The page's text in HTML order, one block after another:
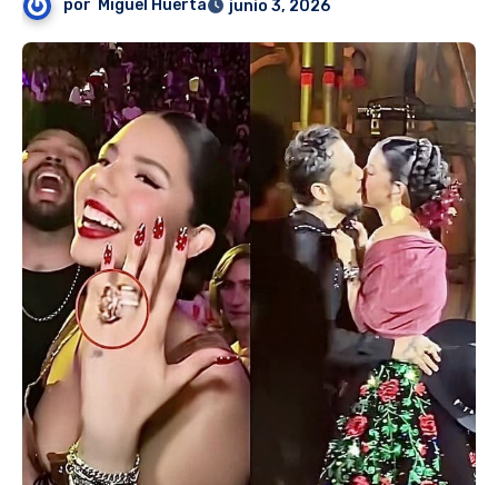
por Miguel Huerta junio 3, 2026